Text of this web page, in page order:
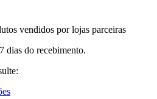
vendidos por lojas parceiras
dias do recebimento.